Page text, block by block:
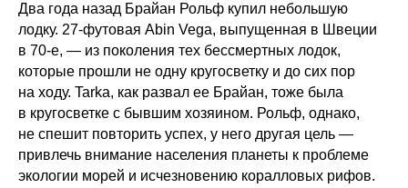
Два года назад Брайан Рольф купил небольшую
лодку. 27-футовая Abin Vega, выпущенная в Швеции
в 70-е, — из поколения тех бессмертных лодок,
которые прошли не одну кругосветку и до сих пор
на ходу. Tarka, как развал ее Брайан, тоже была
в кругосветке с бывшим хозяином. Рольф, однако,
не спешит повторить успех, у него другая цель —
привлечь внимание населения планеты к проблеме
экологии морей и исчезновению коралловых рифов.